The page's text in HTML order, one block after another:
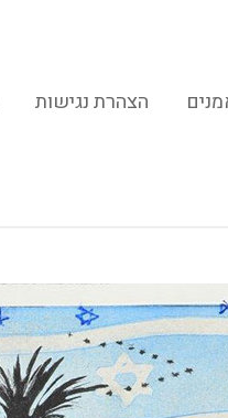
הצהרת נגישות